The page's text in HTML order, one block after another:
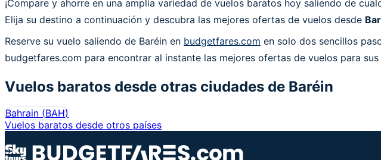
¡Compare y ahorre en una amplia variedad de vuelos baratos hoy saliendo de
Elija su destino a continuación y descubra las mejores ofertas de vuelos desde
Reserve su vuelo saliendo de Baréin en budgetfares.com en solo dos sencillos
budgetfares.com para encontrar al instante las mejores ofertas de vuelos para sus
Vuelos baratos desde otras ciudades de Baréin
Bahrain (BAH)
Vuelos baratos desde otros países